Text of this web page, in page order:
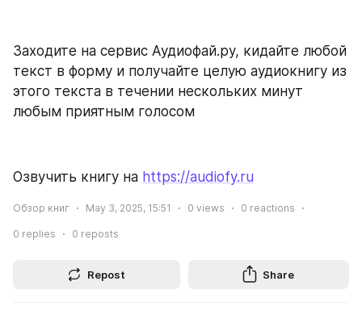
Заходите на сервис Аудиофай.ру, кидайте любой
текст в форму и получайте целую аудиокнигу из
этого текста в течении нескольких минут
любым приятным голосом
Озвучить книгу на https://audiofy.ru
Обзор книг May 3, 2025, 15:51 0 views 0 reactions
0 replies 0 reposts
Repost Share